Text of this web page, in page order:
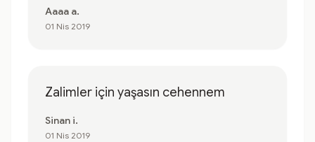
Aaaa a.
01 Nis 2019
Zalimler için yaşasın cehennem
Sinan i.
01 Nis 2019